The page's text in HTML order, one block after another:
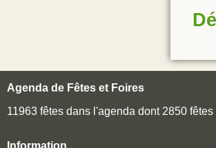
Agenda de Fêtes et Foires
11963 fêtes dans l'agenda dont 2850
Information